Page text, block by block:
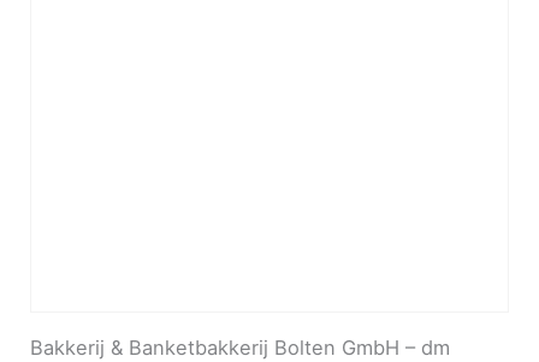
Bakkerij & Banketbakkerij Bolten GmbH – dm